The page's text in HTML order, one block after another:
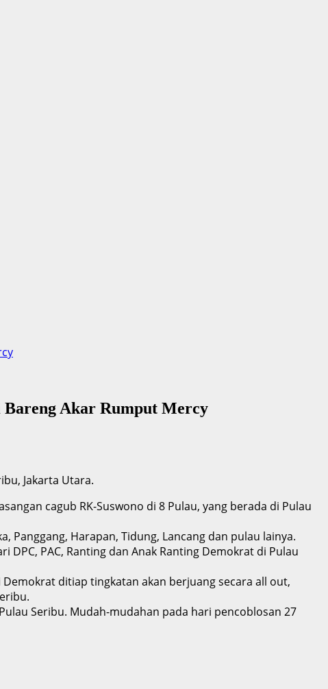
Bareng Akar Rumput Mercy
Jakarta Utara.
cagub RK-Suswono di 8 Pulau, yang berada di Pulau
Panggang, Harapan, Tidung, Lancang dan pulau lainya.
PAC, Ranting dan Anak Ranting Demokrat di Pulau
ditiap tingkatan akan berjuang secara all out,
Seribu. Mudah-mudahan pada hari pencoblosan 27